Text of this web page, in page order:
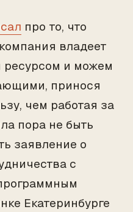
про то, что
владеет
ресурсом и можем
принося
чем работая за
пора не быть
заявление о
с
Екатеринбурге